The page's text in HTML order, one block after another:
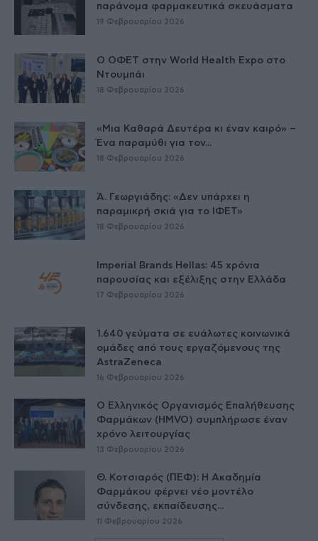
παράνομα φαρμακευτικά σκευάσματα
19 Φεβρουαρίου 2026
Ο ΟΦΕΤ στην World Health Expo στο
Ντουμπάι
18 Φεβρουαρίου 2026
«Μια Καθαρά Δευτέρα κι έναν καιρό» –
Ένα παραμύθι για τον...
18 Φεβρουαρίου 2026
Ά. Γεωργιάδης: «Δεν υπάρχει η
παραμικρή σκιά για το ΙΦΕΤ»
18 Φεβρουαρίου 2026
Imperial Brands Hellas: 45 χρόνια
παρουσίας και εξέλιξης στην Ελλάδα
17 Φεβρουαρίου 2026
1.640 γεύματα σε ευάλωτες κοινωνικά
ομάδες από τους εργαζόμενους της
AstraZeneca
16 Φεβρουαρίου 2026
O Ελληνικός Οργανισμός Επαλήθευσης
Φαρμάκων (HMVO) συμπλήρωσε έναν
χρόνο λειτουργίας
13 Φεβρουαρίου 2026
Θ. Κοτσιαρός (ΠΕΦ): Η Ακαδημία
Φαρμάκου φέρνει νέο μοντέλο
σύνδεσης, εκπαίδευσης...
11 Φεβρουαρίου 2026